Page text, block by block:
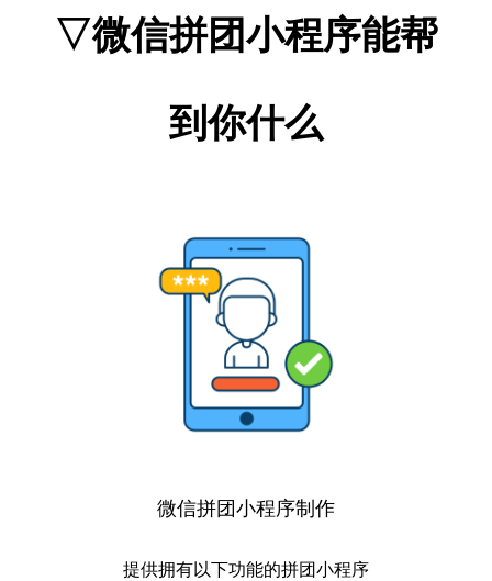
▽微信拼团小程序能帮
到你什么
微信拼团小程序制作
提供拥有以下功能的拼团小程序